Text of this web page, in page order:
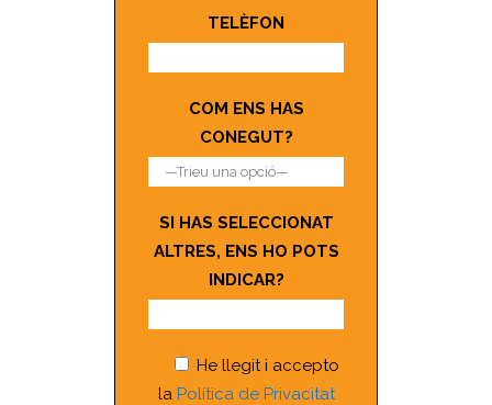
TELÈFON
COM ENS HAS
CONEGUT?
SI HAS SELECCIONAT
ALTRES, ENS HO POTS
INDICAR?
He llegit i accepto
la Política de Privacitat